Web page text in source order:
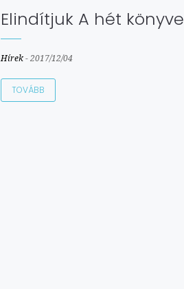
Elindítjuk A hét
Hírek -2017/12/04
TOVÁBB